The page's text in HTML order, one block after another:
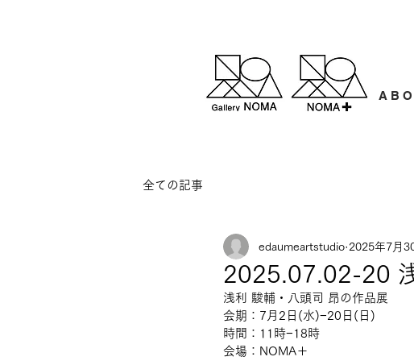
A B O
全ての記事
2025.07.02-20
edaumeartstudio 2025年7月
浅利 駿輔・八頭司 昂の作品展
会期：7月2日(水)−20日(日)
時間：11時−18時
会場：NOMA＋